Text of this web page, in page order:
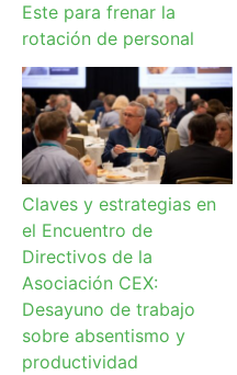
Este para frenar la
rotación de personal
Claves y estrategias en
el Encuentro de
Directivos de la
Asociación CEX:
Desayuno de trabajo
sobre absentismo y
productividad